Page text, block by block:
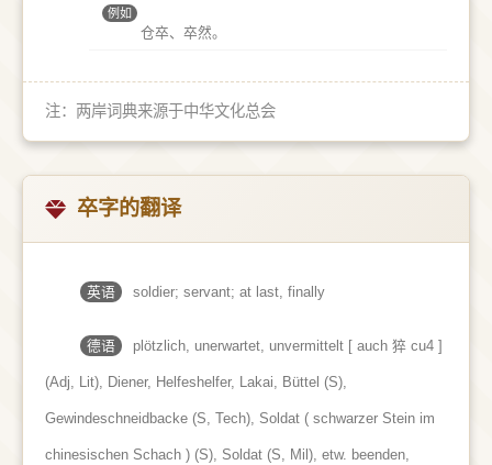
例如
仓卒、卒然。
注：两岸词典来源于中华文化总会
卒字的翻译
英语 soldier; servant; at last, finally
德语 plötzlich, unerwartet, unvermittelt [ auch 猝 cu4 ]
(Adj, Lit)​, Diener, Helfeshelfer, Lakai, Büttel (S)​,
Gewindeschneidbacke (S, Tech)​, Soldat ( schwarzer Stein im
chinesischen Schach )​ (S)​, Soldat (S, Mil)​, etw. beenden,